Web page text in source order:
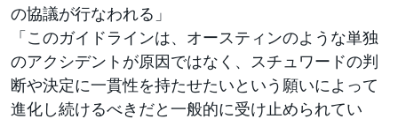
の協議が行なわれる」
「このガイドラインは、オースティンのような単独
のアクシデントが原因ではなく、スチュワードの判
断や決定に一貫性を持たせたいという願いによって
進化し続けるべきだと一般的に受け止められてい